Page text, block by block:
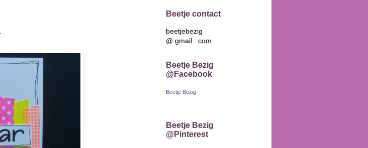
Beetje contact
beetjebezig
@ gmail . com
Beetje Bezig
@Facebook
Beetje Bezig
Beetje Bezig
@Pinterest